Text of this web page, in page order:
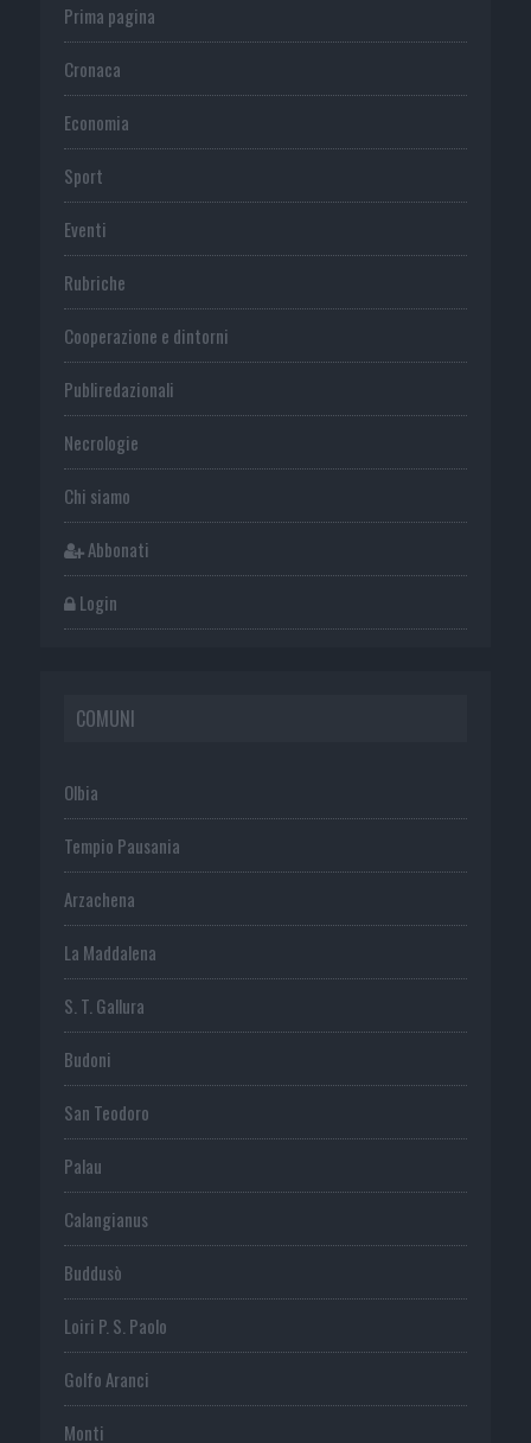
Prima pagina
Cronaca
Economia
Sport
Eventi
Rubriche
Cooperazione e dintorni
Publiredazionali
Necrologie
Chi siamo
Abbonati
Login
COMUNI
Olbia
Tempio Pausania
Arzachena
La Maddalena
S. T. Gallura
Budoni
San Teodoro
Palau
Calangianus
Buddusò
Loiri P. S. Paolo
Golfo Aranci
Monti